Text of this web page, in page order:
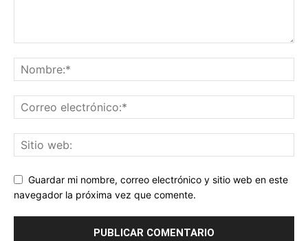
Guardar mi nombre, correo electrónico y sitio web en este
navegador la próxima vez que comente.